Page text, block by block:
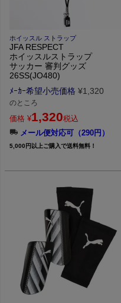
ホイッスル ストラップ
JFA RESPECT
ホイッスルストラップ
サッカー 審判グッズ
26SS(JO480)
ﾒｰｶｰ希望小売価格 ¥1,320
のところ
価格 ¥1,320税込
メール便対応可（290円）
5,000円以上ご購入で送料無料！